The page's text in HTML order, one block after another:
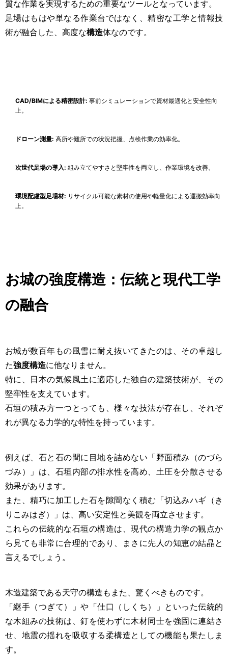
質な作業を実現するための重要なツールとなっています。
足場はもはや単なる作業台ではなく、精密な工学と情報技
術が融合した、高度な構造体なのです。
CAD/BIMによる精密設計: 事前シミュレーションで資材最適化と安全性向
上。
ドローン測量: 高所や難所での状況把握、点検作業の効率化。
次世代足場の導入: 組み立てやすさと堅牢性を両立し、作業環境を改善。
環境配慮型足場材: リサイクル可能な素材の使用や軽量化による運搬効率向
上。
お城の強度構造：伝統と現代工学
の融合
お城が数百年もの風雪に耐え抜いてきたのは、その卓越し
た強度構造に他なりません。
特に、日本の気候風土に適応した独自の建築技術が、その
堅牢性を支えています。
石垣の積み方一つとっても、様々な技法が存在し、それぞ
れが異なる力学的な特性を持っています。
例えば、石と石の間に目地を詰めない「野面積み（のづら
づみ）」は、石垣内部の排水性を高め、土圧を分散させる
効果があります。
また、精巧に加工した石を隙間なく積む「切込みハギ（き
りこみはぎ）」は、高い安定性と美観を両立させます。
これらの伝統的な石垣の構造は、現代の構造力学の観点か
ら見ても非常に合理的であり、まさに先人の知恵の結晶と
言えるでしょう。
木造建築である天守の構造もまた、驚くべきものです。
「継手（つぎて）」や「仕口（しくち）」といった伝統的
な木組みの技術は、釘を使わずに木材同士を強固に連結さ
せ、地震の揺れを吸収する柔構造としての機能も果たしま
す。